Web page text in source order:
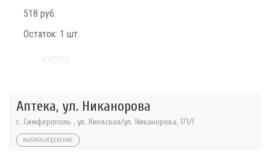
518 руб.
Остаток: 1 шт.
Аптека, ул. Никанорова
г. Симферополь , ул. Киевская/ул. Никанорова, 171/1
ВЫБРАТЬ ОТДЕЛЕНИЕ